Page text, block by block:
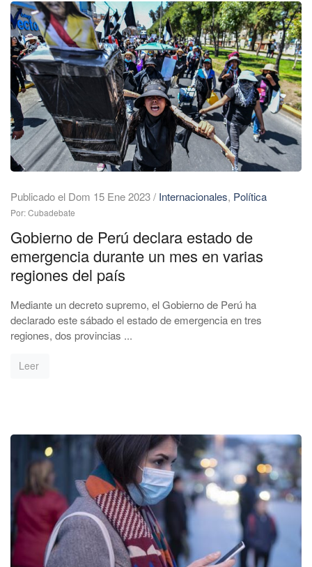
Publicado el Dom 15 Ene 2023/ Internacionales, Política
Por: Cubadebate
Gobierno de Perú declara estado de
emergencia durante un mes en varias
regiones del país
Mediante un decreto supremo, el Gobierno de Perú ha
declarado este sábado el estado de emergencia en tres
regiones, dos provincias ...
Leer